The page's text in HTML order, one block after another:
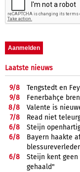
Laatste nieuws
9/8
Tengstedt en
9/8
Fenerbahçe
8/8
Valente is
7/8
Read niet
6/8
Steijn
6/8
Bayern haakte
6/8
Steijn kent
gehaald"